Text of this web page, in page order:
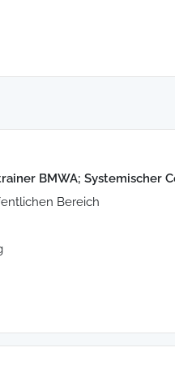
BMWA; Systemischer
Bereich